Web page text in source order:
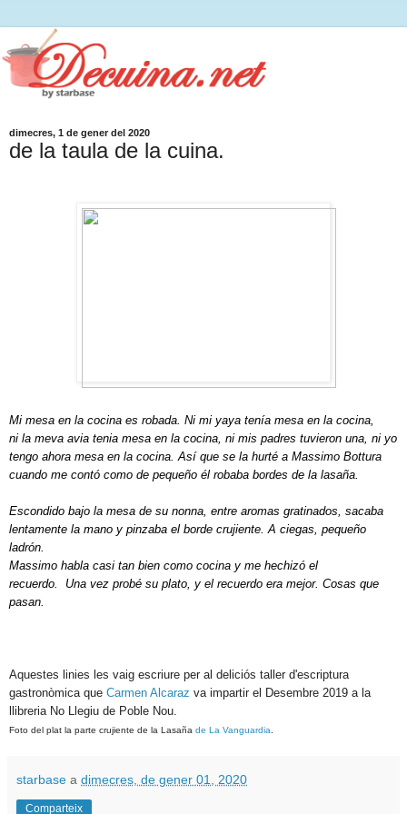
dimecres, 1 de gener del 2020
de la taula de la cuina.
Mi mesa en la cocina es robada. Ni mi yaya tenía mesa en la cocina,
ni la meva avia tenia mesa en la cocina, ni mis padres tuvieron una, ni yo
tengo ahora mesa en la cocina. Así que se la hurté a Massimo Bottura
cuando me contó como de pequeño él robaba bordes de la lasaña.
Escondido bajo la mesa de su nonna, entre aromas gratinados, sacaba
lentamente la mano y pinzaba el borde crujiente. A ciegas, pequeño
ladrón.
Massimo habla casi tan bien como cocina y me hechizó el
recuerdo.
Una vez probé su plato, y el recuerdo era mejor. Cosas que
pasan.
Aquestes linies les vaig escriure per al deliciós taller d'escriptura
gastronòmica que Carmen Alcaraz va impartir el Desembre 2019 a la
llibreria No Llegiu de Poble Nou.
Foto del plat la parte crujiente de la Lasaña de La Vanguardia.
starbase a dimecres, de gener 01, 2020
Comparteix